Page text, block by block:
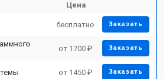
Цена
бесплатно Заказать
от 1700 ₽ Заказать
от 1450 ₽ Заказать